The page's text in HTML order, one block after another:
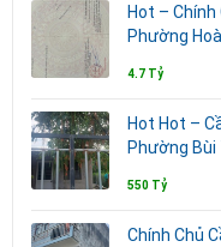
Hot –
Phường
4.7 Tỷ
Hot Hot –
Phường Bùi
550 Tỷ
Chính Chủ